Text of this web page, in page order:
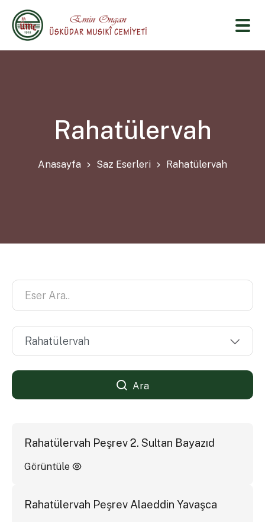
Rahatülervah
Anasayfa Saz Eserleri Rahatülervah
Ara
Rahatülervah Peşrev 2. Sultan Bayazıd
Görüntüle
Rahatülervah Peşrev Alaeddin Yavaşca